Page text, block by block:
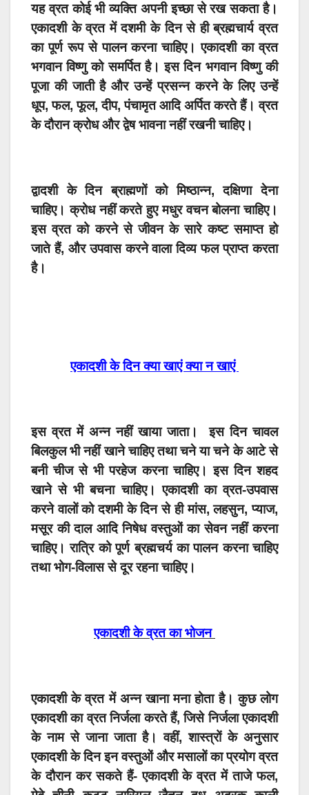
यह व्रत कोई भी व्यक्ति अपनी इच्छा से रख सकता है।
एकादशी के व्रत में दशमी के दिन से ही ब्रह्मचार्य व्रत
का पूर्ण रूप से पालन करना चाहिए। एकादशी का व्रत
भगवान विष्णु को समर्पित है। इस दिन भगवान विष्णु की
पूजा की जाती है और उन्हें प्रसन्न करने के लिए उन्हें
धूप, फल, फूल, दीप, पंचामृत आदि अर्पित करते हैं। व्रत
के दौरान क्रोध और द्वेष भावना नहीं रखनी चाहिए।
द्वादशी के दिन ब्राह्मणों को मिष्ठान्न, दक्षिणा देना
चाहिए। क्रोध नहीं करते हुए मधुर वचन बोलना चाहिए।
इस व्रत को करने से जीवन के सारे कष्ट समाप्त हो
जाते हैं, और उपवास करने वाला दिव्य फल प्राप्त करता
है।
एकादशी के दिन क्या खाएं क्या न खाएं
इस व्रत में अन्न नहीं खाया जाता। इस दिन चावल
बिलकुल भी नहीं खाने चाहिए तथा चने या चने के आटे से
बनी चीज से भी परहेज करना चाहिए। इस दिन शहद
खाने से भी बचना चाहिए। एकादशी का व्रत-उपवास
करने वालों को दशमी के दिन से ही मांस, लहसुन, प्याज,
मसूर की दाल आदि निषेध वस्तुओं का सेवन नहीं करना
चाहिए। रात्रि को पूर्ण ब्रह्मचर्य का पालन करना चाहिए
तथा भोग-विलास से दूर रहना चाहिए।
एकादशी के व्रत का भोजन
एकादशी के व्रत में अन्न खाना मना होता है। कुछ लोग
एकादशी का व्रत निर्जला करते हैं, जिसे निर्जला एकादशी
के नाम से जाना जाता है। वहीं, शास्त्रों के अनुसार
एकादशी के दिन इन वस्तुओं और मसालों का प्रयोग व्रत
के दौरान कर सकते हैं- एकादशी के व्रत में ताजे फल,